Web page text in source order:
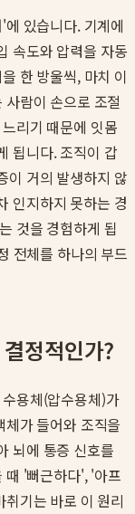
있습니다. 기계에
속도와 압력을 자동
한 방울씩, 마치 이
람이 손으로 조절
리기 때문에 잇몸
됩니다. 조직이 갑
이 거의 발생하지 않
인지하지 못하는 경
것을 경험하게 됩
전체를 하나의 부드
정적인가?
용체(압수용체)가
가 들어와 조직을
뇌에 통증 신호를
때 '뻐근하다', '아프
기는 바로 이 원리